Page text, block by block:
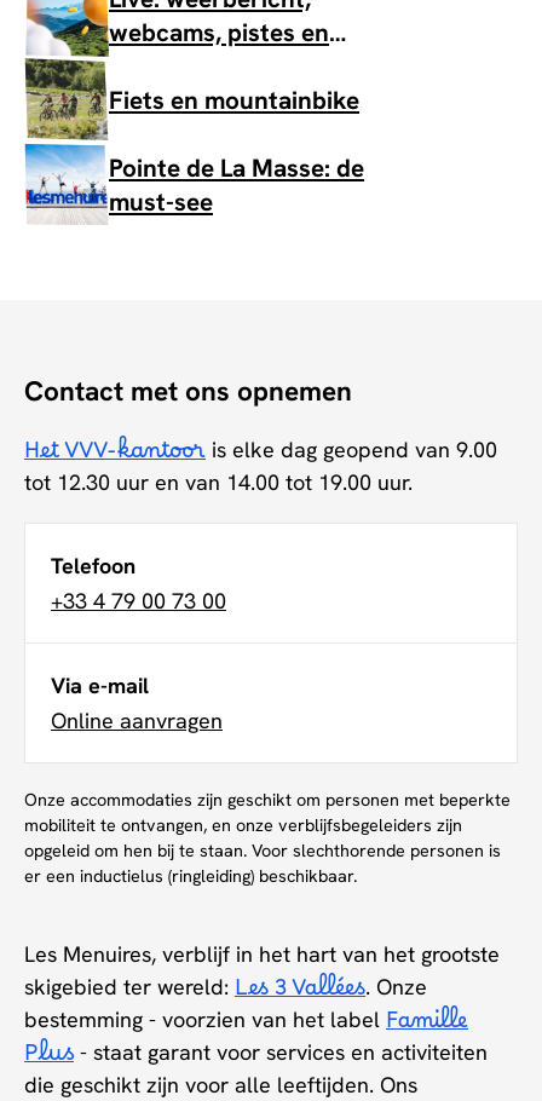
webcams, pistes en
Fiets en mountainbike
Pointe de La Masse: de
must-see
Contact met ons opnemen
Het VVV-kantoor is elke dag geopend van 9.00
tot 12.30 uur en van 14.00 tot 19.00 uur.
Telefoon
+33 4 79 00 73 00
Via e-mail
Online aanvragen
Onze accommodaties zijn geschikt om personen met beperkte
mobiliteit te ontvangen, en onze verblijfsbegeleiders zijn
opgeleid om hen bij te staan. Voor slechthorende personen is
er een inductielus (ringleiding) beschikbaar.
Les Menuires, verblijf in het hart van het grootste
skigebied ter wereld: Les 3 Vallées. Onze
bestemming - voorzien van het label Famille
Plus - staat garant voor services en activiteiten
die geschikt zijn voor alle leeftijden. Ons